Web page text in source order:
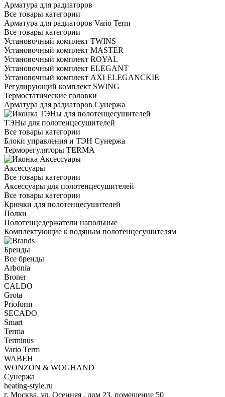
Арматура для радиаторов
Все товары категории
Арматура для радиаторов Vario Term
Все товары категории
Установочный комплект TWINS
Установочный комплект MASTER
Установочный комплект ROYAL
Установочный комплект ELEGANT
Установочный комплект AXI ELEGANCKIE
Регулирующий комплект SWING
Термостатические головки
Арматура для радиаторов Сунержа
ТЭНы для полотенцесушителей
Все товары категории
Блоки управления и ТЭН Сунержа
Терморегуляторы TERMA
Аксессуары
Все товары категории
Аксессуары для полотенцесушителей
Все товары категории
Крючки для полотенцесушителей
Полки
Полотенцедержатели напольные
Комплектующие к водяным полотенцесушителям
Бренды
Все бренды
Arbonia
Broner
CALDO
Grota
Prioform
SECADO
Smart
Terma
Terminus
Vario Term
WABEH
WONZON & WOGHAND
Сунержа
heating-style.ru
г. Москва, ул. Осенняя , дом 23, помещение 50